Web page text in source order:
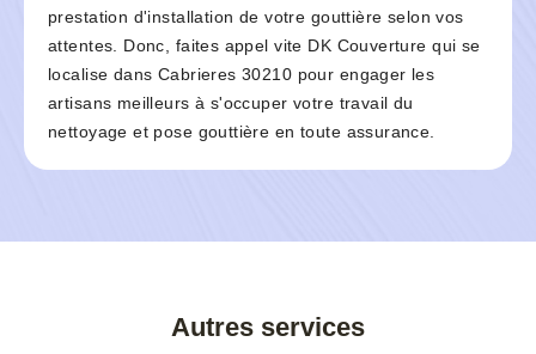
prestation d'installation de votre gouttière selon vos
attentes. Donc, faites appel vite DK Couverture qui se
localise dans Cabrieres 30210 pour engager les
artisans meilleurs à s'occuper votre travail du
nettoyage et pose gouttière en toute assurance.
Autres services